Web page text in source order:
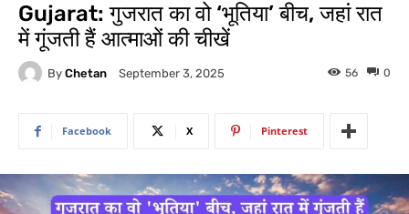
Gujarat: गुजरात का वो ‘भूतिया’ बीच, जहां रात
में गूंजती हैं आत्माओं की चीखें
By Chetan September 3, 2025 0
56
Facebook X Pinterest